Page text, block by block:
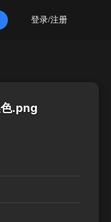
登录/注册
.png